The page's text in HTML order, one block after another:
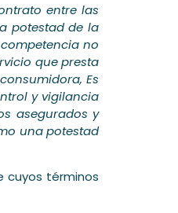
entre las
potestad de la
no
que presta
Es
y vigilancia
asegurados y
una potestad
cuyos términos